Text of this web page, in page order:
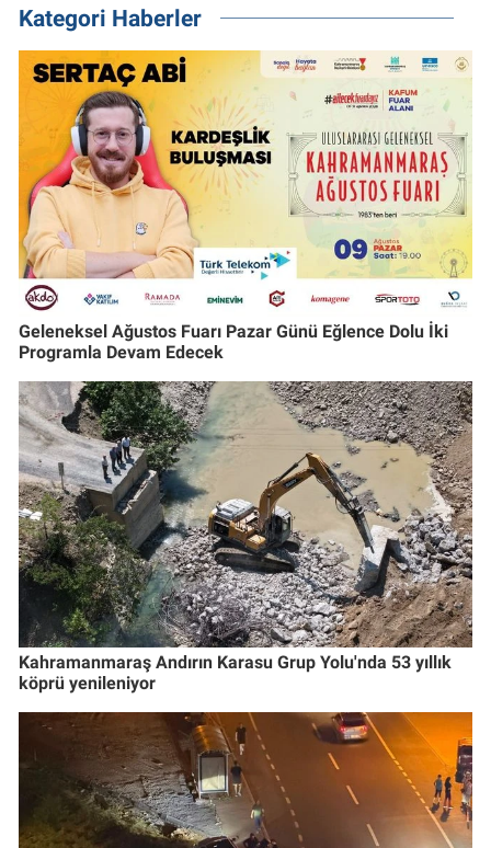
Kategori Haberler
Geleneksel Ağustos Fuarı Pazar Günü Eğlence Dolu İki
Programla Devam Edecek
Kahramanmaraş Andırın Karasu Grup Yolu'nda 53 yıllık
köprü yenileniyor